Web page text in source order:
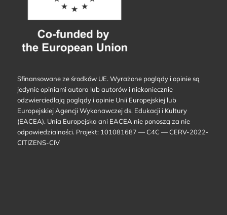
Sfinansowane ze środków UE. Wyrażone poglądy i opinie są
jedynie opiniami autora lub autorów i niekoniecznie
odzwierciedlają poglądy i opinie Unii Europejskiej lub
Europejskiej Agencji Wykonawczej ds. Edukacji i Kultury
(EACEA). Unia Europejska ani EACEA nie ponoszą za nie
odpowiedzialności. Projekt: 101081687 — C4C — CERV-2022-
CITIZENS-CIV